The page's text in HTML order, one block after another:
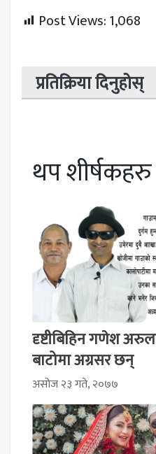
Post Views:1,068
प्रतिक्रिया दिनुहोस्
थप शीर्षकहरु
दृष्टीबिहिन गणेश
बाटोमा अग्रसर छन्
असोज २३ गते, २०७७